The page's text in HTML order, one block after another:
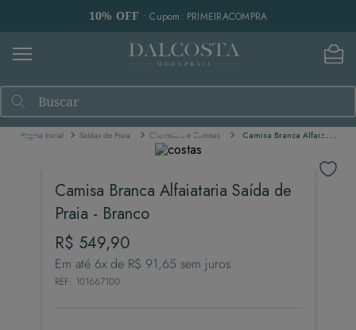
10% OFF • Cupom: PRIMEIRACOMPRA
Buscar
Saídas de Praia Chemisiers e Camisas Camisa Branca Alfaiataria Saída de Praia - Branco
Camisa Branca Alfaiataria Saída de
Praia - Branco
R$ 549,90
Em até 6x de R$ 91,65 sem juros
REF: 101667100